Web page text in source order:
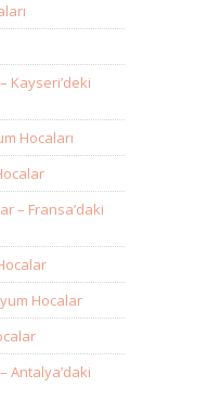
Kayseri’deki
Hocaları
– Fransa’daki
Hocalar
Antalya’daki